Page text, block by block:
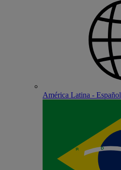
América Latina - Español